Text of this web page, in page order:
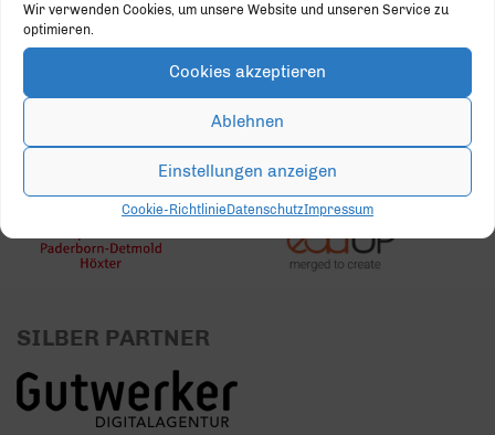
Wir verwenden Cookies, um unsere Website und unseren Service zu
optimieren.
Cookies akzeptieren
Ablehnen
Einstellungen anzeigen
Cookie-RichtlinieDatenschutzImpressum
GOLD PARTNER
SILBER PARTNER